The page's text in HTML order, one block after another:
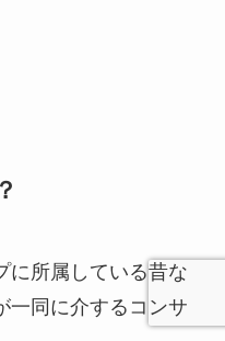
に所属している昔な
一同に介するコンサ